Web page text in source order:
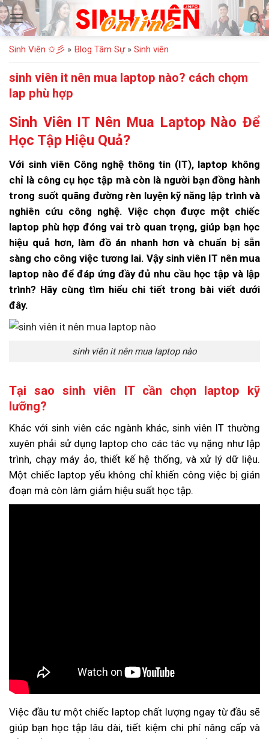
Bỏ
qua
nội
dung
Sinh Viên ✩彡 » Blog Tâm Sự» Sinh viên
sinh viên it nên mua laptop nào? cách chọm
lap phù hợp
Sinh Viên IT Nên Mua Laptop Nào Để
Học Tập Hiệu Quả?
Với sinh viên Công nghệ thông tin (IT), laptop không
chỉ là công cụ học tập mà còn là người bạn đồng hành
trong suốt quãng đường rèn luyện kỹ năng lập trình và
nghiên cứu công nghệ. Việc chọn được một chiếc
laptop phù hợp đóng vai trò quan trọng, giúp bạn học
hiệu quả hơn, làm đồ án nhanh hơn và chuẩn bị sẵn
sàng cho công việc tương lai. Vậy sinh viên IT nên mua
laptop nào để đáp ứng đầy đủ nhu cầu học tập và lập
trình? Hãy cùng tìm hiểu chi tiết trong bài viết dưới
đây.
sinh viên it nên mua laptop nào
Tại sao sinh viên IT cần chọn laptop kỹ
lưỡng?
Khác với sinh viên các ngành khác, sinh viên IT thường
xuyên phải sử dụng laptop cho các tác vụ nặng như lập
trình, chạy máy ảo, thiết kế hệ thống, và xử lý dữ liệu.
Một chiếc laptop yếu không chỉ khiến công việc bị gián
đoạn mà còn làm giảm hiệu suất học tập.
Việc đầu tư một chiếc laptop chất lượng ngay từ đầu sẽ
giúp bạn học tập lâu dài, tiết kiệm chi phí nâng cấp và